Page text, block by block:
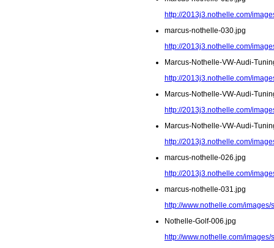
http://2013j3.nothelle.com/
marcus-nothelle-030.jpg
http://2013j3.nothelle.com/
Marcus-Nothelle-VW-Audi-
http://2013j3.nothelle.com/
Marcus-Nothelle-VW-Audi-
http://2013j3.nothelle.com/
Marcus-Nothelle-VW-Audi-
http://2013j3.nothelle.com/
marcus-nothelle-026.jpg
http://2013j3.nothelle.com/
marcus-nothelle-031.jpg
http://www.nothelle.com/
Nothelle-Golf-006.jpg
http://www.nothelle.com/